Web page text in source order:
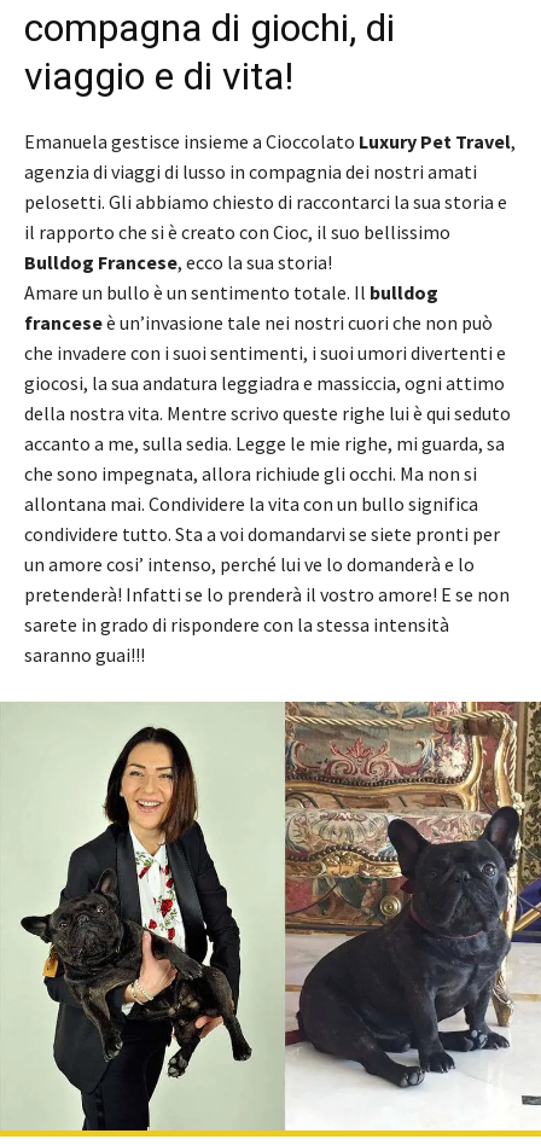
compagna di giochi, di
viaggio e di vita!
Emanuela gestisce insieme a Cioccolato Luxury Pet Travel,
agenzia di viaggi di lusso in compagnia dei nostri amati
pelosetti. Gli abbiamo chiesto di raccontarci la sua storia e
il rapporto che si è creato con Cioc, il suo bellissimo
Bulldog Francese, ecco la sua storia!
Amare un bullo è un sentimento totale. Il bulldog
franceseè un’invasione tale nei nostri cuori che non può
che invadere con i suoi sentimenti, i suoi umori divertenti e
giocosi, la sua andatura leggiadra e massiccia, ogni attimo
della nostra vita. Mentre scrivo queste righe lui è qui seduto
accanto a me, sulla sedia. Legge le mie righe, mi guarda, sa
che sono impegnata, allora richiude gli occhi. Ma non si
allontana mai. Condividere la vita con un bullo significa
condividere tutto. Sta a voi domandarvi se siete pronti per
un amore cosi’ intenso, perché lui ve lo domanderà e lo
pretenderà! Infatti se lo prenderà il vostro amore! E se non
sarete in grado di rispondere con la stessa intensità
saranno guai!!!